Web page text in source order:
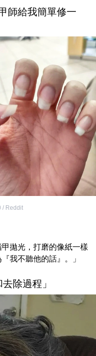
師給我簡單修一
/ Reddit
甲拋光，打磨的像紙一樣
我不聽他的話』。」
除過程」